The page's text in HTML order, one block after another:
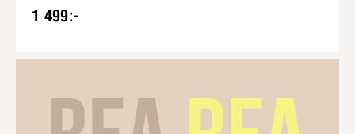
1 499:-